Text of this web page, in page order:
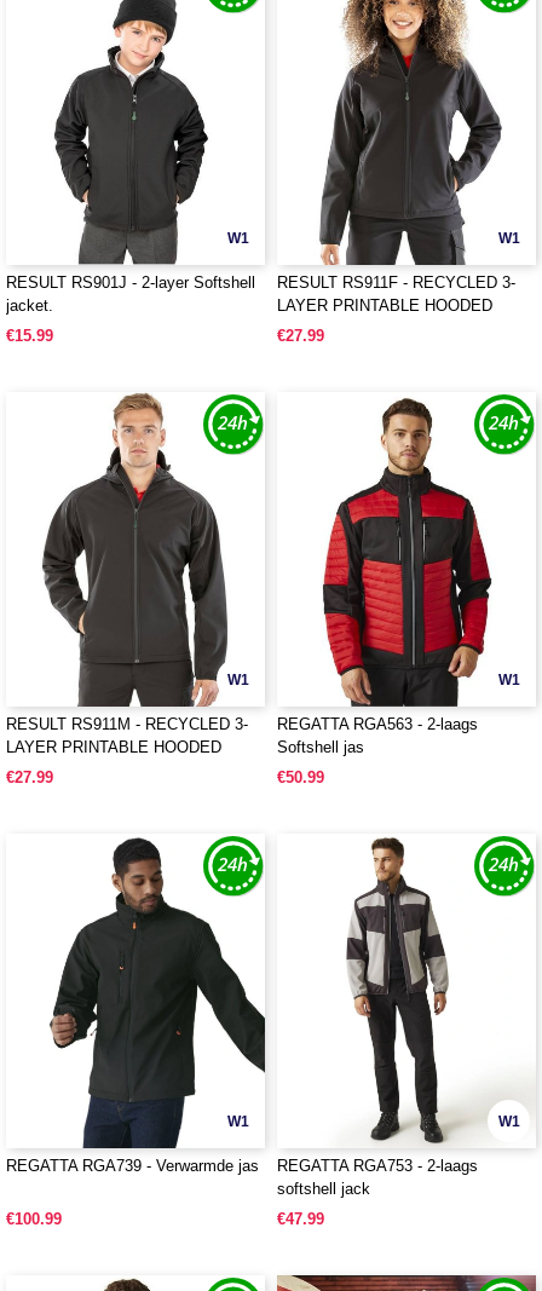
W1
RESULT RS901J - 2-layer Softshell
jacket.
€15.99
W1
RESULT RS911F - RECYCLED 3-
LAYER PRINTABLE HOODED
SOFTSHELL
€27.99
W1
RESULT RS911M - RECYCLED 3-
LAYER PRINTABLE HOODED
SOFTSHELL
€27.99
W1
REGATTA RGA563 - 2-laags
Softshell jas
€50.99
W1
REGATTA RGA739 - Verwarmde jas
€100.99
W1
REGATTA RGA753 - 2-laags
softshell jack
€47.99